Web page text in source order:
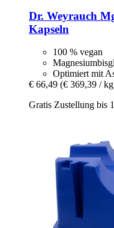
Dr. Weyrauch
Kapseln
100 % vegan
Optimiert mit
€ 66,49 (€ 369,39 /
Gratis Zustellung bis